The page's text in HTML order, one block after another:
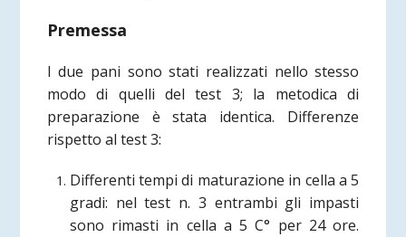
Premessa
I due pani sono stati realizzati nello stesso
modo di quelli del test 3; la metodica di
preparazione è stata identica. Differenze
rispetto al test 3:
Differenti tempi di maturazione in cella a 5
gradi: nel test n. 3 entrambi gli impasti
sono rimasti in cella a 5 C° per 24 ore.